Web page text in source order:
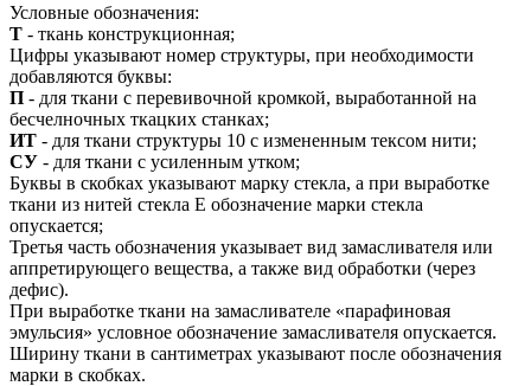
Условные обозначения:
Т - ткань конструкционная;
Цифры указывают номер структуры, при необходимости
добавляются буквы:
П - для ткани с перевивочной кромкой, выработанной на
бесчелночных ткацких станках;
ИТ - для ткани структуры 10 с измененным тексом нити;
СУ - для ткани с усиленным утком;
Буквы в скобках указывают марку стекла, а при выработке
ткани из нитей стекла Е обозначение марки стекла
опускается;
Третья часть обозначения указывает вид замасливателя или
аппретирующего вещества, а также вид обработки (через
дефис).
При выработке ткани на замасливателе «парафиновая
эмульсия» условное обозначение замасливателя опускается.
Ширину ткани в сантиметрах указывают после обозначения
марки в скобках.